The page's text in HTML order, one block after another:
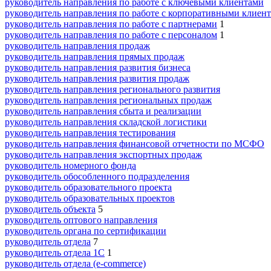
руководитель направления по работе с корпоративными
руководитель направления по работе с партнерами 1
руководитель направления по работе с персоналом 1
руководитель направления продаж
руководитель направления прямых продаж
руководитель направления развития бизнеса
руководитель направления развития продаж
руководитель направления регионального развития
руководитель направления региональных продаж
руководитель направления сбыта и реализации
руководитель направления складской логистики
руководитель направления тестирования
руководитель направления финансовой отчетности по МСФО
руководитель направления экспортных продаж
руководитель номерного фонда
руководитель обособленного подразделения
руководитель образовательного проекта
руководитель образовательных проектов
руководитель объекта 5
руководитель оптового направления
руководитель органа по сертификации
руководитель отдела 7
руководитель отдела 1С 1
руководитель отдела (e-commerce)